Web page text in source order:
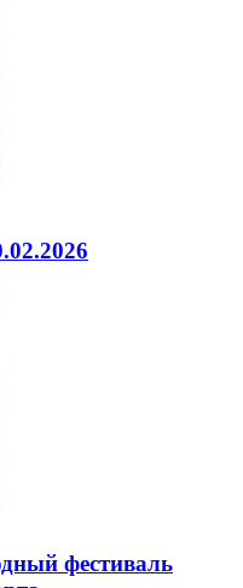
фестиваль